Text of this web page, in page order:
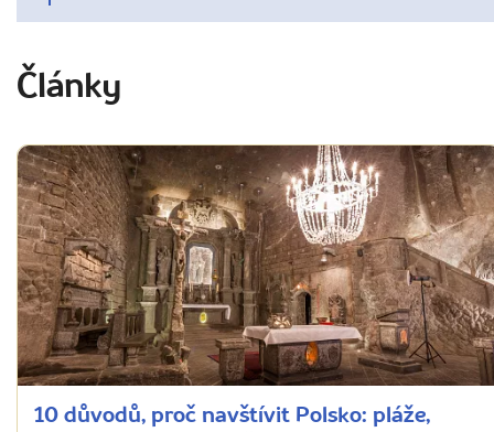
Články
10 důvodů, proč navštívit Polsko: pláže,